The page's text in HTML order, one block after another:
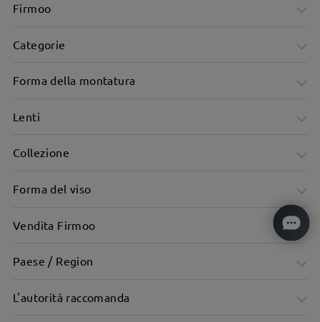
Firmoo
Categorie
Forma della montatura
Lenti
Collezione
Forma del viso
Vendita Firmoo
Paese / Region
L'autorità raccomanda